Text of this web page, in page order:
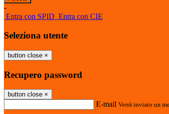
-
Entra con SPID Entra con CIE
Seleziona utente
button close ×
Recupero password
button close ×
E-mail Verrà inviato un